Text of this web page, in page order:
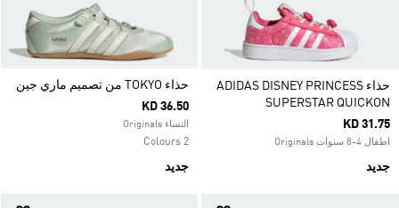
حذاء ADIDAS DISNEY PRINCESS
SUPERSTAR QUICKON
KD 31.75
اطفال 4-8 سنوات Originals
جديد
حذاء TOKYO من تصميم ماري جين
KD 36.50
النساء Originals
2 Colours
جديد